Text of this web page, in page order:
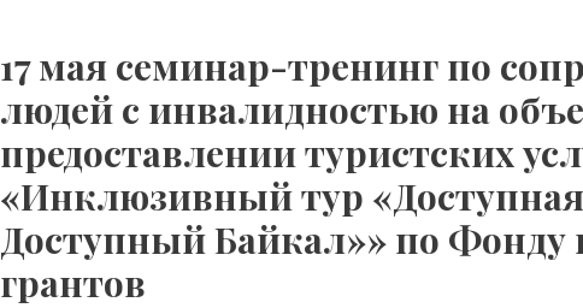
17 мая семинар-тренинг по
людей с инвалидностью на
предоставлении туристских
«Инклюзивный тур
Доступный Байкал»» по Фонду
грантов